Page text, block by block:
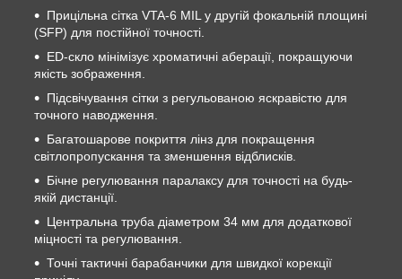
Прицільна сітка VTA-6 MIL у другій фокальній площині
(SFP) для постійної точності.
ED-скло мінімізує хроматичні аберації, покращуючи
якість зображення.
Підсвічування сітки з регульованою яскравістю для
точного наводження.
Багатошарове покриття лінз для покращення
світлопропускання та зменшення відблисків.
Бічне регулювання паралаксу для точності на будь-
якій дистанції.
Центральна труба діаметром 34 мм для додаткової
міцності та регулювання.
Точні тактичні барабанчики для швидкої корекції